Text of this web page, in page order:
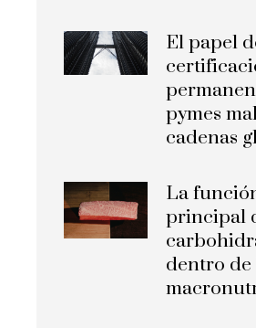
El papel
pymes
cadenas
La
principal
dentro de